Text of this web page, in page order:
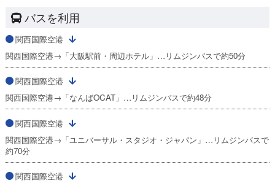
バスを利用
関西国際空港
関西国際空港→「大阪駅前・周辺ホテル」…リムジンバスで約50分
関西国際空港
関西国際空港→「なんばOCAT」…リムジンバスで約48分
関西国際空港
関西国際空港→「ユニバーサル・スタジオ・ジャパン」…リムジンバスで
約70分
関西国際空港